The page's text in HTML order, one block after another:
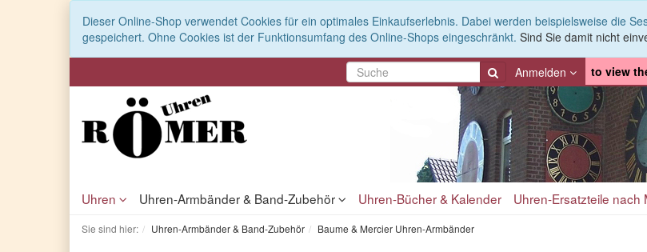
Dieser Online-Shop verwendet Cookies für ein optimales Einkaufserlebnis. Dabei werden beispielsweise die
gespeichert. Ohne Cookies ist der Funktionsumfang des Online-Shops eingeschränkt. Sind Sie damit nicht
to view
Anmelden
Uhren Uhren-Armbänder & Band-Zubehör Uhren-Bücher & Kalender Uhren-Ersatzteile nach
Sie sind hier: Uhren-Armbänder & Band-Zubehör Baume & Mercier Uhren-Armbänder